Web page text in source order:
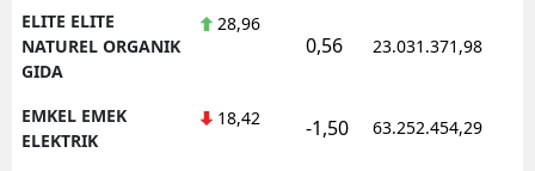
ELITE ELITE
NATUREL ORGANIK
GIDA
28,96
0,56 23.031.371,98
EMKEL EMEK
ELEKTRIK
18,42 -1,50 63.252.454,29